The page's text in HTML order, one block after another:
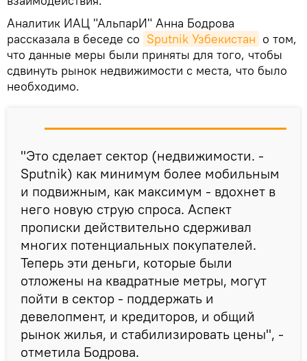
Аналитик ИАЦ "АльпарИ" Анна Бодрова
рассказала в беседе со Sputnik Узбекистан о том,
что данные меры были приняты для того, чтобы
сдвинуть рынок недвижимости с места, что было
необходимо.
"Это сделает сектор (недвижимости. -
Sputnik) как минимум более мобильным
и подвижным, как максимум - вдохнет в
него новую струю спроса. Аспект
прописки действительно сдерживал
многих потенциальных покупателей.
Теперь эти деньги, которые были
отложены на квадратные метры, могут
пойти в сектор - поддержать и
девелопмент, и кредиторов, и общий
рынок жилья, и стабилизировать цены", -
отметила Бодрова.